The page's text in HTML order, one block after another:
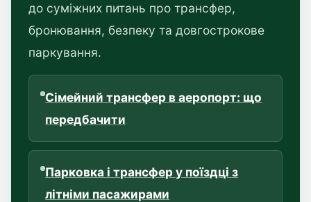
до суміжних питань про трансфер,
бронювання, безпеку та довгострокове
паркування.
Сімейний трансфер в аеропорт: що
передбачити
Парковка і трансфер у поїздці з
літніми пасажирами